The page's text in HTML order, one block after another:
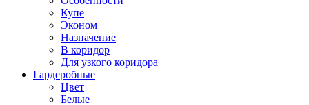
Купе
Эконом
Назначение
В коридор
Для узкого коридора
Гардеробные
Цвет
Белые